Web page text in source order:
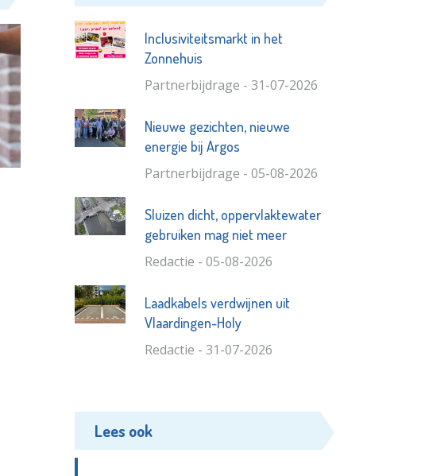
Inclusiviteitsmarkt in het
Zonnehuis
Partnerbijdrage - 31-07-2026
Nieuwe gezichten, nieuwe
energie bij Argos
Partnerbijdrage - 05-08-2026
Sluizen dicht, oppervlaktewater
gebruiken mag niet meer
Redactie - 05-08-2026
Laadkabels verdwijnen uit
Vlaardingen-Holy
Redactie - 31-07-2026
Lees ook